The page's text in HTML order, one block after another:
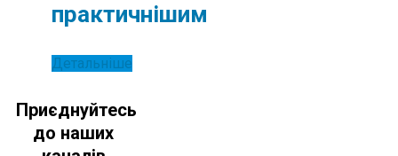
практичнішим
Детальніше
Приєднуйтесь
до наших